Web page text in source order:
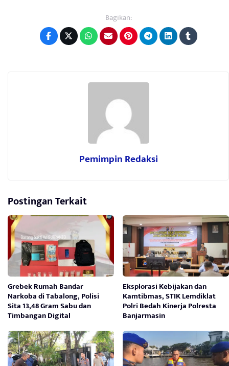
Bagikan:
Pemimpin Redaksi
Postingan Terkait
Grebek Rumah Bandar
Narkoba di Tabalong, Polisi
Sita 13,48 Gram Sabu dan
Timbangan Digital
Eksplorasi Kebijakan dan
Kamtibmas, STIK Lemdiklat
Polri Bedah Kinerja Polresta
Banjarmasin